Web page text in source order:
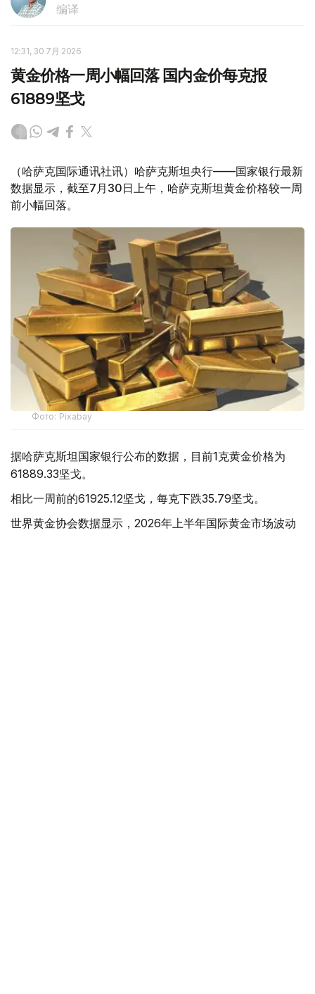
编译
12:31, 30 7月 2026
黄金价格一周小幅回落 国内金价每克报
61889坚戈
（哈萨克国际通讯社讯）哈萨克斯坦央行——国家银行最新
数据显示，截至7月30日上午，哈萨克斯坦黄金价格较一周
前小幅回落。
Фото: Pixabay
据哈萨克斯坦国家银行公布的数据，目前1克黄金价格为
61889.33坚戈。
相比一周前的61925.12坚戈，每克下跌35.79坚戈。
世界黄金协会数据显示，2026年上半年国际黄金市场波动